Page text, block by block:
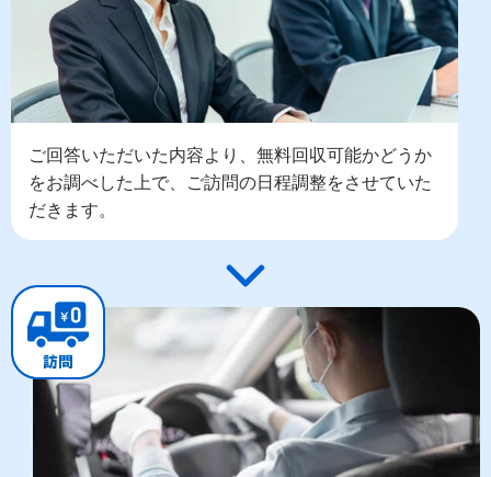
ご回答いただいた内容より、無料回収可能かどうか
をお調べした上で、ご訪問の日程調整をさせていた
だきます。